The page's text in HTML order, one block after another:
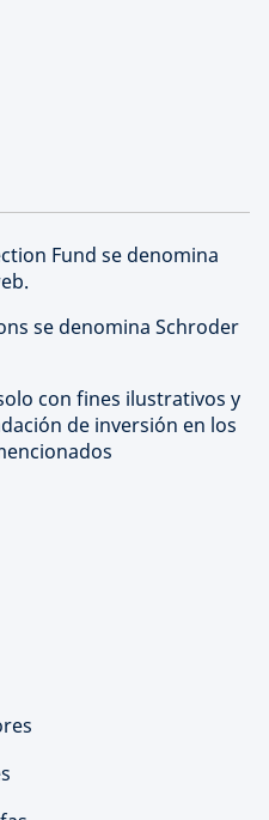
Fund se denomina
se denomina Schroder
con fines ilustrativos y
de inversión en los